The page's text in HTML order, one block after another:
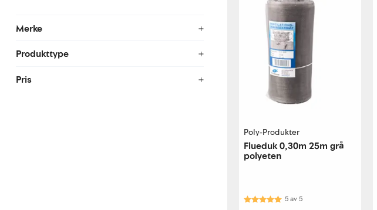
Merke
Produkttype
Pris
Poly-Produkter
Flueduk 0,30m 25m grå
polyeten
Karakter:5.0 av 5 mulige
5av5